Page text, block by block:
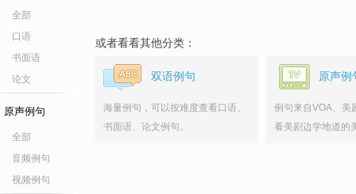
全部
口语
书面语
论文
原声例句
全部
音频例句
视频例句
或者看看其他分类：
双语例句
海量例句，可以按难度查看口语、
书面语、论文例句。
原声例
例句来自VOA、美
看美剧边学地道的